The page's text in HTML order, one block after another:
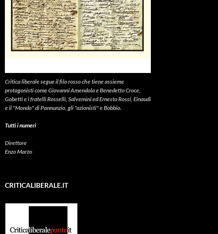
Critica liberalesegue il filo rosso che tiene assieme
protagonisti come Giovanni Amendola e Benedetto Croce,
Gobetti e i fratelli Rosselli, Salvemini ed Ernesto Rossi, Einaudi
e il "Mondo" di Pannunzio, gli "azionisti" e Bobbio.
Tutti i numeri
Direttore
Enzo Marzo
CRITICALIBERALE.IT